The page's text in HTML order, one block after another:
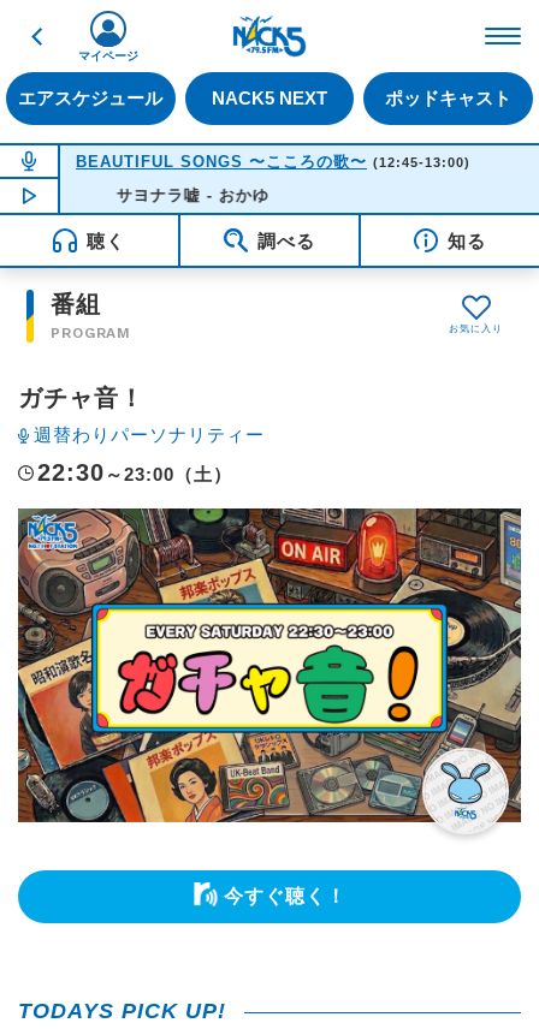
戻る
エアスケジュール NACK5 NEXT ポッドキャスト
マイページ
NOW ON AIR
BEAUTIFUL SONGS 〜こころの歌〜 (12:45-13:00)
NOW PLAYING12:54
サヨナラ嘘 - おかゆ
聴く 調べる 知る
番組
PROGRAM
ガチャ音！
週替わりパーソナリティー
22:30 ～23:00（土）
今すぐ聴く！
TODAYS PICK UP!